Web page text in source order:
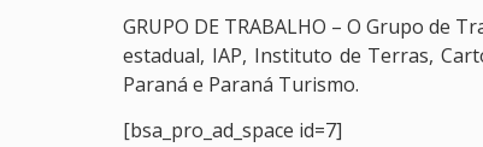
GRUPO DE TRABALHO – O Grupo de
estadual, IAP, Instituto de Terras,
Paraná e Paraná Turismo.
[bsa_pro_ad_space id=7]